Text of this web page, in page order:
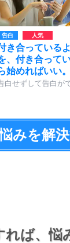
告白
き合っている
、付き合って
始めればいい。
白せずして告白が
みを解
れば、悩